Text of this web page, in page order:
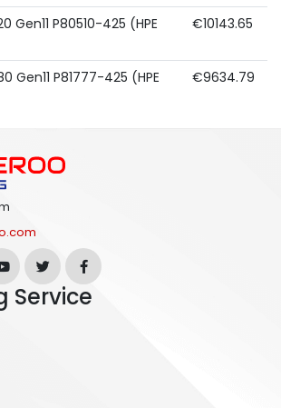
Gen11 P80510-425 (HPE
€10143.65
Gen11 P81777-425 (HPE
€9634.79
Service